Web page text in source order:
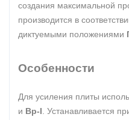
создания максимальной
производится в
диктуемыми положениями
Особенности
Для усиления плиты
и Вр-I . Устанавливается